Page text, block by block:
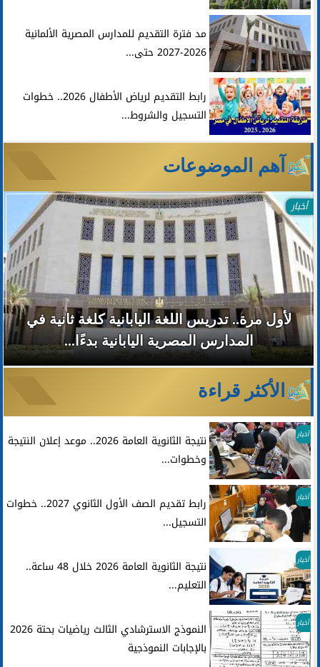
مد فترة التقديم للمدارس المصرية الألمانية
2026-2027 حتى...
رابط التقديم لرياض الأطفال 2026.. خطوات
التسجيل والشروط...
آهم الموضوعات
أخبار
لأول مرة.. تدريس اللغة اليابانية كلغة ثانية في
المدارس المصرية اليابانية بدءًا...
الأكثر قراءة
أخبار
نتيجة الثانوية العامة 2026.. موعد إعلان النتيجة
وخطوات...
أخبار
رابط تقديم الصف الأول الثانوي 2027.. خطوات
التسجيل...
أخبار
نتيجة الثانوية العامة 2026 خلال 48 ساعة..
التعليم...
أخبار
النموذج الاسترشادي الثالث رياضيات بحتة 2026
بالإجابات النموذجية